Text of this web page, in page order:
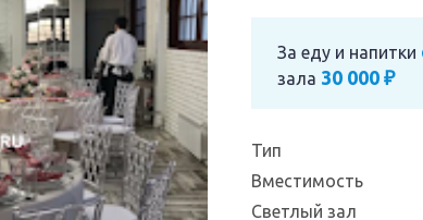
За еду и напитки
зала 30 000 ₽
Тип
Вместимость
Светлый зал